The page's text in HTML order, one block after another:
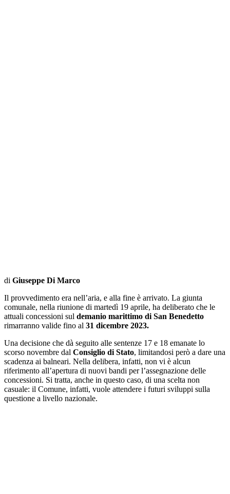
di Giuseppe Di Marco
Il provvedimento era nell’aria, e alla fine è arrivato. La giunta
comunale, nella riunione di martedì 19 aprile, ha deliberato che le
attuali concessioni sul demanio marittimo di San Benedetto
rimarranno valide fino al 31 dicembre 2023.
Una decisione che dà seguito alle sentenze 17 e 18 emanate lo
scorso novembre dal Consiglio di Stato, limitandosi però a dare una
scadenza ai balneari. Nella delibera, infatti, non vi è alcun
riferimento all’apertura di nuovi bandi per l’assegnazione delle
concessioni. Si tratta, anche in questo caso, di una scelta non
casuale: il Comune, infatti, vuole attendere i futuri sviluppi sulla
questione a livello nazionale.